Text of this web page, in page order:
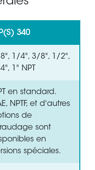
340
1/4", 3/8", 1/2",
1" NPT
en standard.
NPTF, et d'autres
de
sont
en
spéciales.